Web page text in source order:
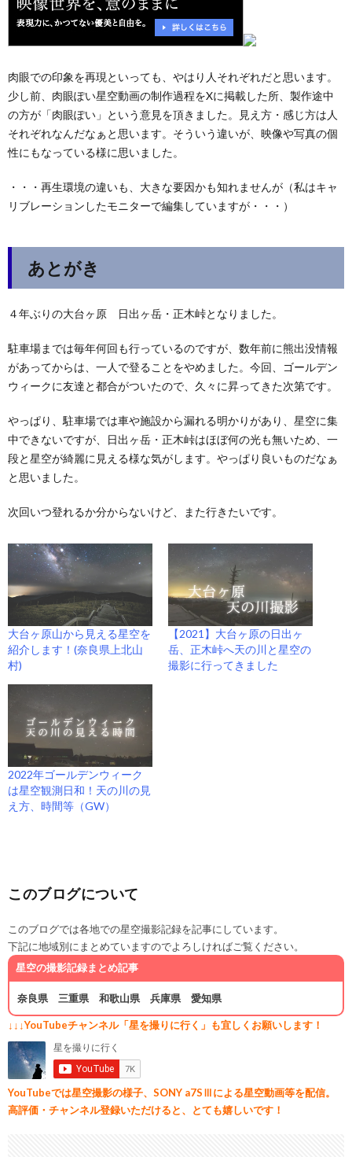
肉眼での印象を再現といっても、やはり人それぞれだと思います。
少し前、肉眼ぽい星空動画の制作過程をXに掲載した所、製作途中
の方が「肉眼ぽい」という意見を頂きました。見え方・感じ方は人
それぞれなんだなぁと思います。そういう違いが、映像や写真の個
性にもなっている様に思いました。
・・・再生環境の違いも、大きな要因かも知れませんが（私はキャ
リブレーションしたモニターで編集していますが・・・）
あとがき
４年ぶりの大台ヶ原 日出ヶ岳・正木峠となりました。
駐車場までは毎年何回も行っているのですが、数年前に熊出没情報
があってからは、一人で登ることをやめました。今回、ゴールデン
ウィークに友達と都合がついたので、久々に昇ってきた次第です。
やっぱり、駐車場では車や施設から漏れる明かりがあり、星空に集
中できないですが、日出ヶ岳・正木峠はほぼ何の光も無いため、一
段と星空が綺麗に見える様な気がします。やっぱり良いものだなぁ
と思いました。
次回いつ登れるか分からないけど、また行きたいです。
大台ヶ原山から見える星空を
紹介します！(奈良県上北山
村)
【2021】大台ヶ原の日出ヶ
岳、正木峠へ天の川と星空の
撮影に行ってきました
2022年ゴールデンウィーク
は星空観測日和！天の川の見
え方、時間等（GW）
このブログについて
このブログでは各地での星空撮影記録を記事にしています。
下記に地域別にまとめていますのでよろしければご覧ください。
星空の撮影記録まとめ記事
奈良県 三重県 和歌山県 兵庫県 愛知県
↓↓↓YouTubeチャンネル「星を撮りに行く」も宜しくお願いします！
YouTubeでは星空撮影の様子、SONY a7SⅢによる星空動画等を配信。
高評価・チャンネル登録いただけると、とても嬉しいです！